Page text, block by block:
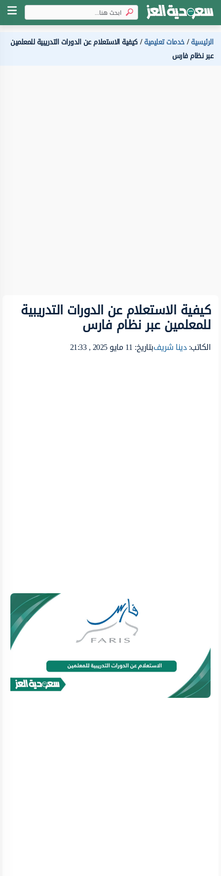
الرئيسية خدمات تعليمية كيفية الاستعلام عن الدورات التدريبية للمعلمين
عبر نظام فارس
كيفية الاستعلام عن الدورات التدريبية
للمعلمين عبر نظام فارس
الكاتب:دينا شريفبتاريخ: 11 مايو 2025 , 21:33